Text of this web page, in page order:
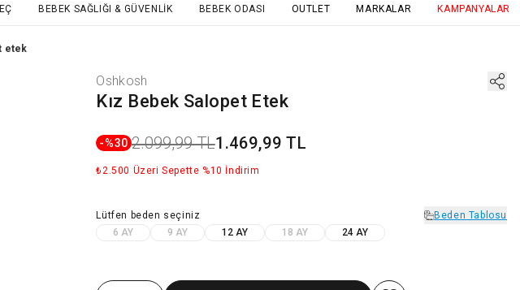
BEBEK SAĞLIĞI & GÜVENLIK BEBEK ODASI OUTLET MARKALAR KAMPANYALAR
etek
Oshkosh
Kız Bebek Salopet Etek
-%30 2.099,99 TL1.469,99 TL
₺2.500 Üzeri Sepette %10 İndirim
Lütfen beden seçiniz
Beden Tablosu
6 AY
9 AY 12 AY 18 AY 24 AY